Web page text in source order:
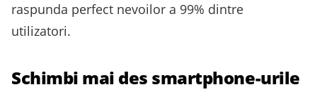
raspunda perfect nevoilor a 99% dintre
utilizatori.
Schimbi mai des smartphone-urile